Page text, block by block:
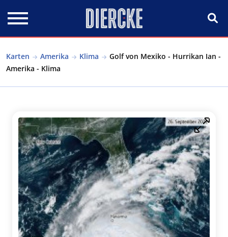
Karten Amerika Klima
Golf von Mexiko - Hurrikan Ian -
Amerika - Klima